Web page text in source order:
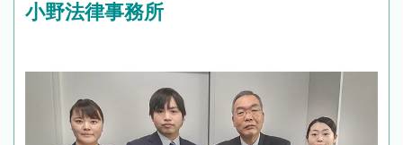
小野法律事務所